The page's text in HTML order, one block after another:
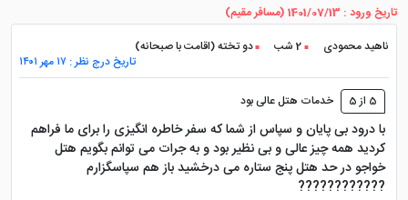
تاریخ ورود : 1401/07/13 (مسافر مقیم)
ناهید محمودی
2 شب
دو تخته (اقامت با صبحانه)
تاریخ درج نظر : ۱۷ مهر ۱۴۰۱
5 از 5 خدمات هتل عالی بود
با درود بی پایان و سپاس از شما که سفر خاطره انگیزی را برای ما فراهم
کردید همه چیز عالی و بی نظیر بود و به جرات می توانم بگویم هتل
خواجو در حد هتل پنج ستاره می درخشید باز هم سپاسگزارم
????????????